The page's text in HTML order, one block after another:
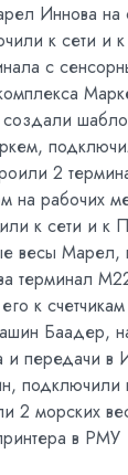
Иннова на
к сети и
с
2
на рабочих
к сети и к
весы
терминал
к
Баадер,
и передачи в
подключили
2 морских
в РМУ